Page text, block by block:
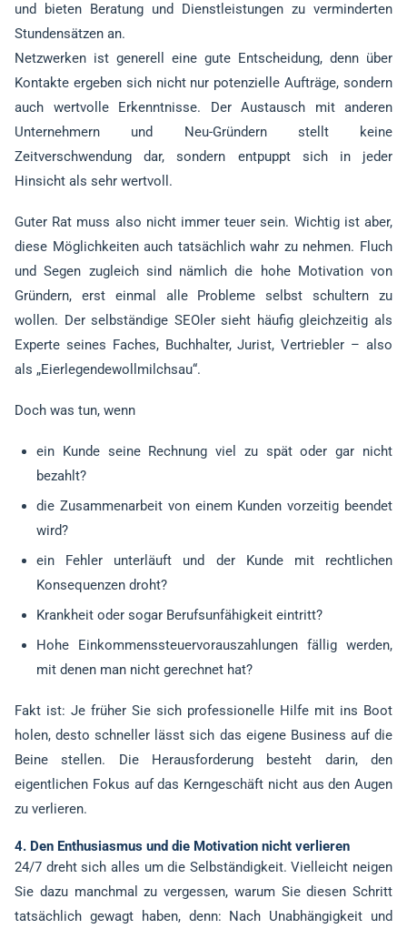
und bieten Beratung und Dienstleistungen zu verminderten
Stundensätzen an.
Netzwerken ist generell eine gute Entscheidung, denn über
Kontakte ergeben sich nicht nur potenzielle Aufträge, sondern
auch wertvolle Erkenntnisse. Der Austausch mit anderen
Unternehmern und Neu-Gründern stellt keine
Zeitverschwendung dar, sondern entpuppt sich in jeder
Hinsicht als sehr wertvoll.
Guter Rat muss also nicht immer teuer sein. Wichtig ist aber,
diese Möglichkeiten auch tatsächlich wahr zu nehmen. Fluch
und Segen zugleich sind nämlich die hohe Motivation von
Gründern, erst einmal alle Probleme selbst schultern zu
wollen. Der selbständige SEOler sieht häufig gleichzeitig als
Experte seines Faches, Buchhalter, Jurist, Vertriebler – also
als „Eierlegendewollmilchsau“.
Doch was tun, wenn
ein Kunde seine Rechnung viel zu spät oder gar nicht
bezahlt?
die Zusammenarbeit von einem Kunden vorzeitig beendet
wird?
ein Fehler unterläuft und der Kunde mit rechtlichen
Konsequenzen droht?
Krankheit oder sogar Berufsunfähigkeit eintritt?
Hohe Einkommenssteuervorauszahlungen fällig werden,
mit denen man nicht gerechnet hat?
Fakt ist: Je früher Sie sich professionelle Hilfe mit ins Boot
holen, desto schneller lässt sich das eigene Business auf die
Beine stellen. Die Herausforderung besteht darin, den
eigentlichen Fokus auf das Kerngeschäft nicht aus den Augen
zu verlieren.
4. Den Enthusiasmus und die Motivation nicht verlieren
24/7 dreht sich alles um die Selbständigkeit. Vielleicht neigen
Sie dazu manchmal zu vergessen, warum Sie diesen Schritt
tatsächlich gewagt haben, denn: Nach Unabhängigkeit und